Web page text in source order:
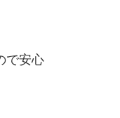
で安心